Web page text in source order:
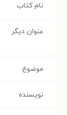
نام کتاب
عنوان دیگر
موضوع
نویسنده